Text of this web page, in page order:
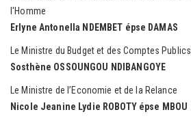
l'Homme
Erlyne Antonella NDEMBET épse DAMAS
Le Ministre du Budget et des Comptes Publics
Sosthène OSSOUNGOU NDIBANGOYE
Le Ministre de l’Economie et de la Relance
Nicole Jeanine Lydie ROBOTY épse MBOU